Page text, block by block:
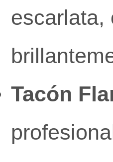
escarlata,
Tacón